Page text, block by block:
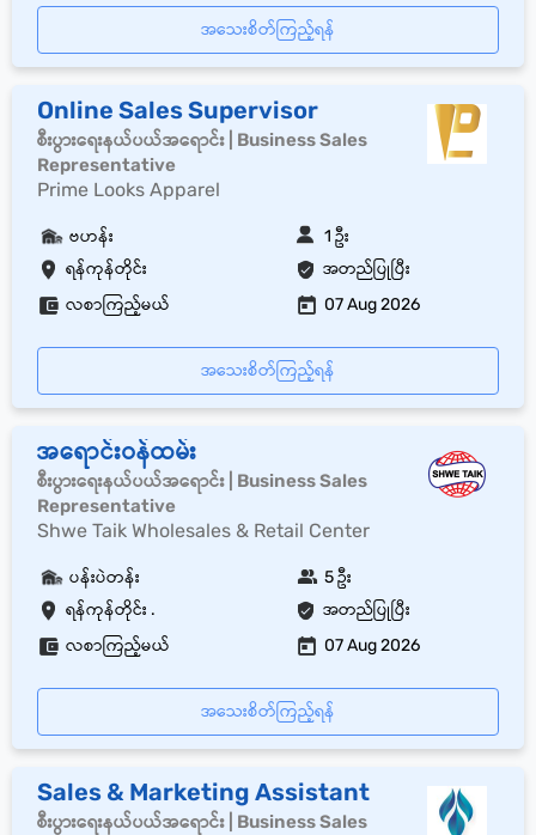
အသေးစိတ်ကြည့်ရန်
Online Sales Supervisor
စီးပွားရေးနယ်ပယ်အရောင်း | Business Sales
Representative
Prime Looks Apparel
ရန်ကုန်တိုင်း အတည်ပြုပြီး
ဗဟန်း 1 ဦး
လစာကြည့်မယ် 07 Aug 2026
အသေးစိတ်ကြည့်ရန်
အရောင်းဝန်ထမ်း
စီးပွားရေးနယ်ပယ်အရောင်း | Business Sales
Representative
Shwe Taik Wholesales & Retail Center
ရန်ကုန်တိုင်း . အတည်ပြုပြီး
ပန်းပဲတန်း 5 ဦး
လစာကြည့်မယ် 07 Aug 2026
အသေးစိတ်ကြည့်ရန်
Sales & Marketing Assistant
စီးပွားရေးနယ်ပယ်အရောင်း | Business Sales